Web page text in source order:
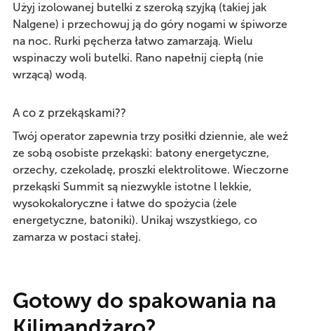
Użyj izolowanej butelki z szeroką szyjką (takiej jak
Nalgene) i przechowuj ją do góry nogami w śpiworze
na noc. Rurki pęcherza łatwo zamarzają. Wielu
wspinaczy woli butelki. Rano napełnij ciepłą (nie
wrzącą) wodą.
A co z przekąskami??
Twój operator zapewnia trzy posiłki dziennie, ale weź
ze sobą osobiste przekąski: batony energetyczne,
orzechy, czekoladę, proszki elektrolitowe. Wieczorne
przekąski Summit są niezwykle istotne l lekkie,
wysokokaloryczne i łatwe do spożycia (żele
energetyczne, batoniki). Unikaj wszystkiego, co
zamarza w postaci stałej.
Gotowy do spakowania na